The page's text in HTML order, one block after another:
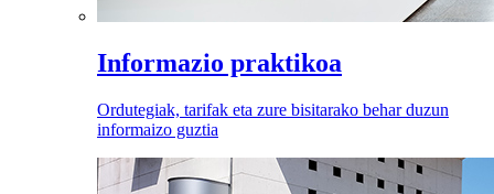
Informazio praktikoa
Ordutegiak, tarifak eta zure bisitarako behar duzun
informaizo guztia